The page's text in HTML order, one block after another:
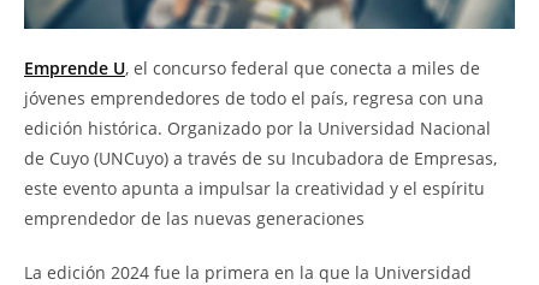
Emprende U, el concurso federal que conecta a miles de
jóvenes emprendedores de todo el país, regresa con una
edición histórica. Organizado por la Universidad Nacional
de Cuyo (UNCuyo) a través de su Incubadora de Empresas,
este evento apunta a impulsar la creatividad y el espíritu
emprendedor de las nuevas generaciones
La edición 2024 fue la primera en la que la Universidad